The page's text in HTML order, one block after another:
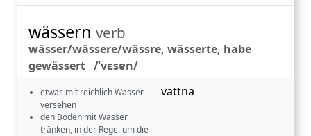
wässern verb
wässer/wässere/wässre, wässerte, habe
gewässert /ˈvɛsɐn/
etwas mit reichlich Wasser
versehen
den Boden mit Wasser
tränken, in der Regel um die
vattna